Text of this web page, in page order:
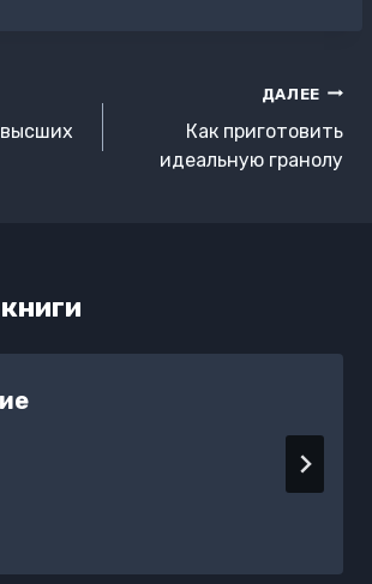
ДАЛЕЕ
Как приготовить
идеальную гранолу